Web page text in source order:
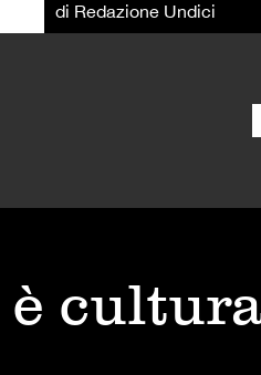
di Redazione Undici